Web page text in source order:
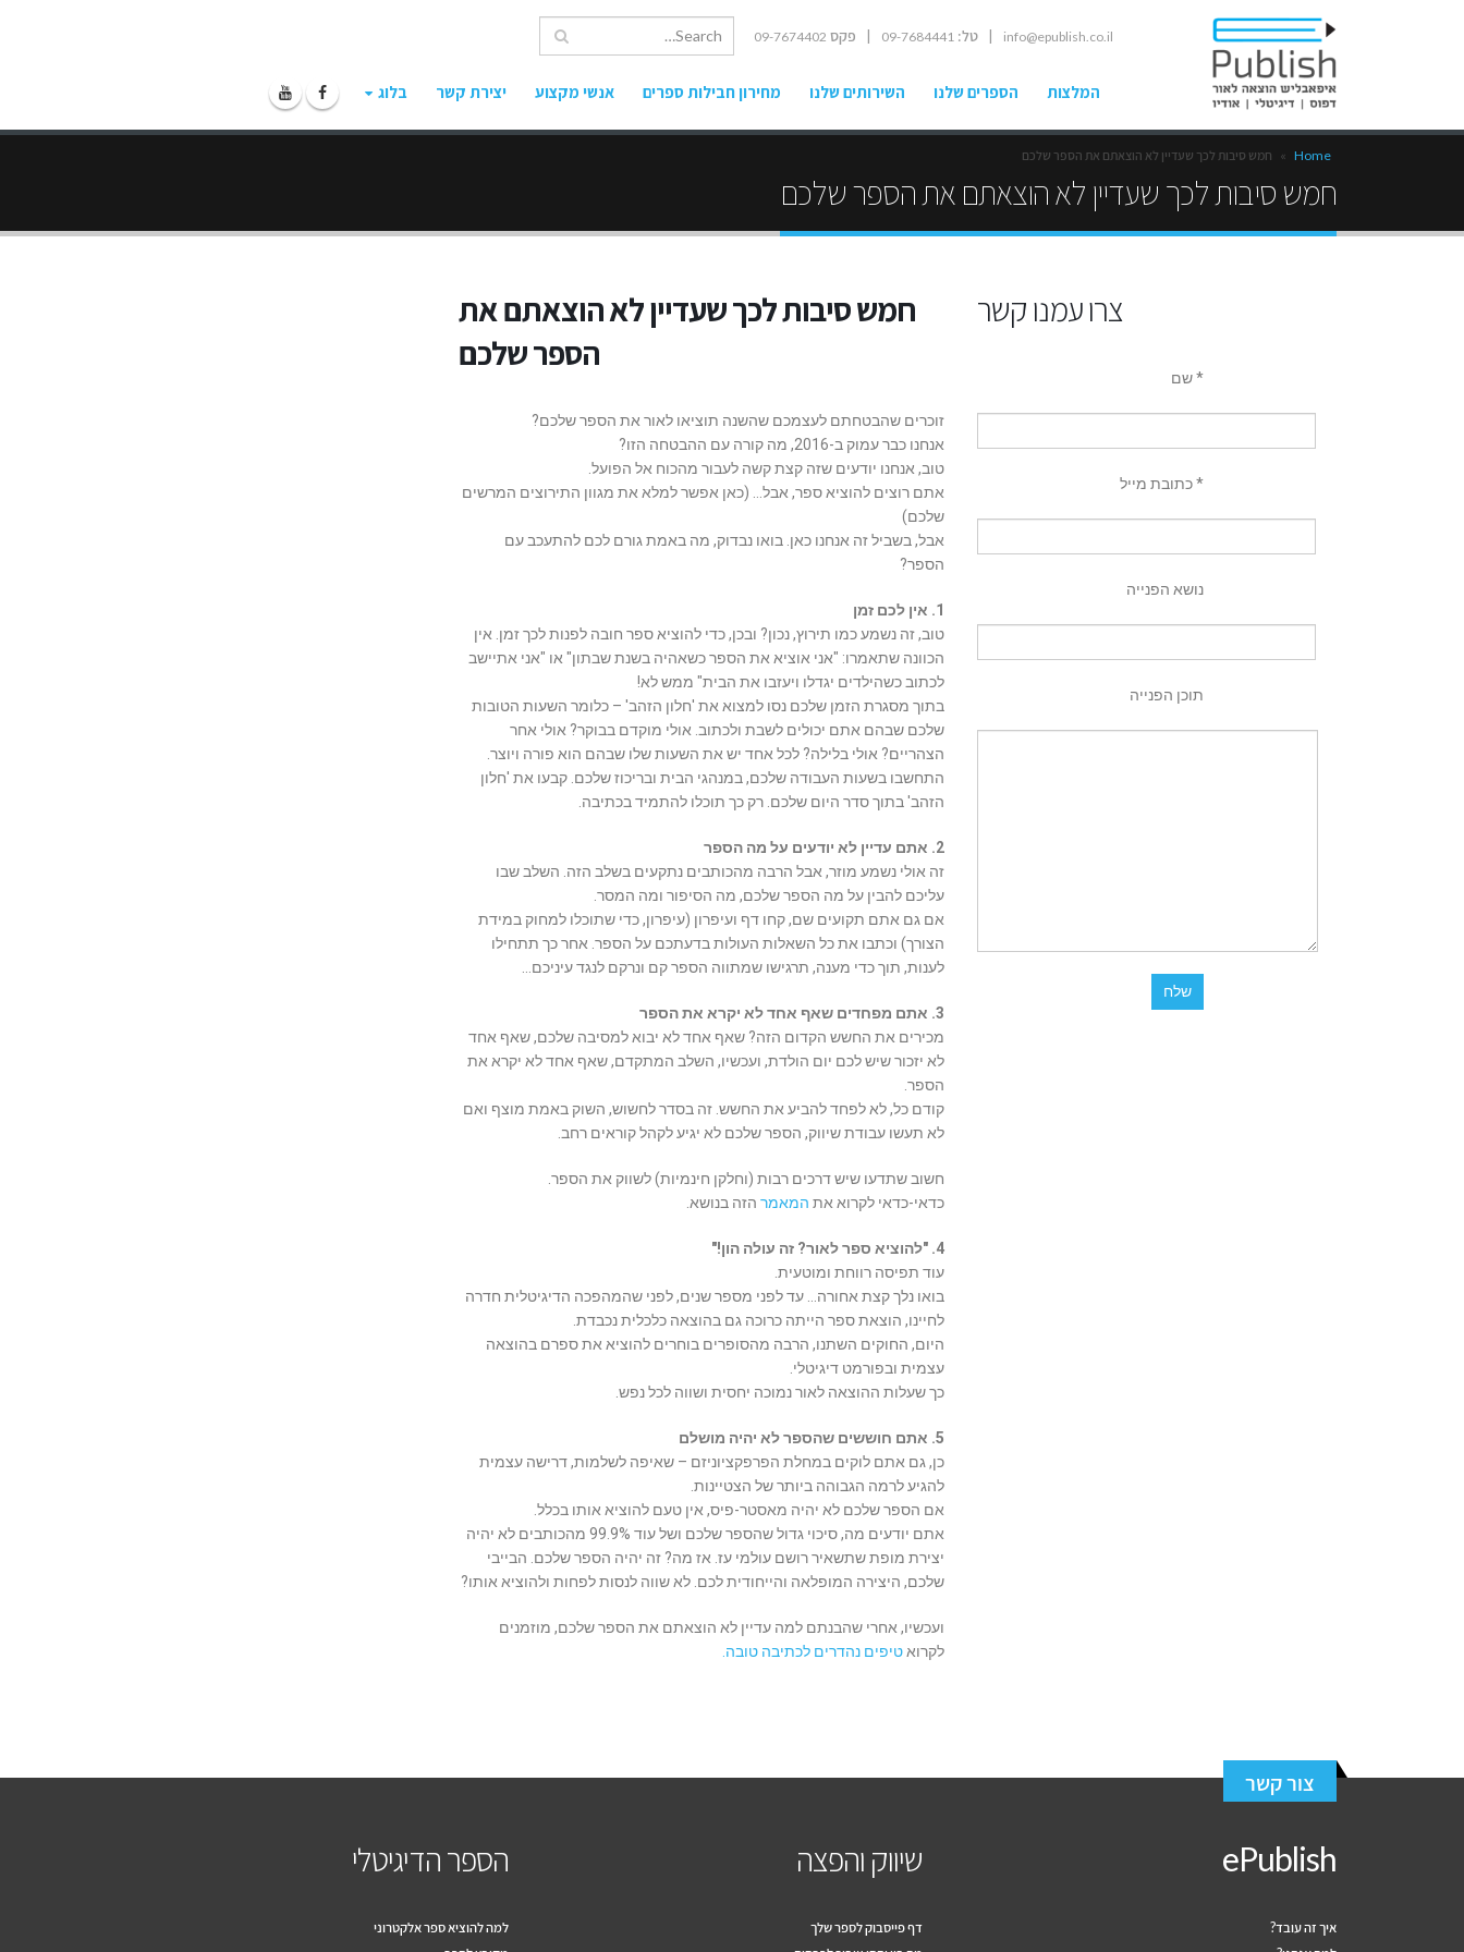
info@epublish.co.il | טל: 09-7684441 | פקס 09-7674402
המלצות הספרים שלנו השירותים שלנו מחירון חבילות ספרים אנשי מקצוע יצירת קשר בלוג
Home
» חמש סיבות לכך שעדיין לא הוצאתם את הספר שלכם
חמש סיבות לכך שעדיין לא הוצאתם את הספר שלכם
חמש סיבות לכך שעדיין לא הוצאתם את
הספר שלכם
זוכרים שהבטחתם לעצמכם שהשנה תוציאו לאור את הספר שלכם?
אנחנו כבר עמוק ב-2016, מה קורה עם ההבטחה הזו?
טוב, אנחנו יודעים שזה קצת קשה לעבור מהכוח אל הפועל.
אתם רוצים להוציא ספר, אבל… (כאן אפשר למלא את מגוון התירוצים המרשים
שלכם)
אבל, בשביל זה אנחנו כאן. בואו נבדוק, מה באמת גורם לכם להתעכב עם
הספר?
1. אין לכם זמן
טוב, זה נשמע כמו תירוץ, נכון? ובכן, כדי להוציא ספר חובה לפנות לכך זמן. אין
הכוונה שתאמרו: "אני אוציא את הספר כשאהיה בשנת שבתון" או "אני אתיישב
לכתוב כשהילדים יגדלו ויעזבו את הבית" ממש לא!
בתוך מסגרת הזמן שלכם נסו למצוא את 'חלון הזהב' – כלומר השעות הטובות
שלכם שבהם אתם יכולים לשבת ולכתוב. אולי מוקדם בבוקר? אולי אחר
הצהריים? אולי בלילה? לכל אחד יש את השעות שלו שבהם הוא פורה ויוצר.
התחשבו בשעות העבודה שלכם, במנהגי הבית ובריכוז שלכם. קבעו את 'חלון
הזהב' בתוך סדר היום שלכם. רק כך תוכלו להתמיד בכתיבה.
2. אתם עדיין לא יודעים על מה הספר
זה אולי נשמע מוזר, אבל הרבה מהכותבים נתקעים בשלב הזה. השלב שבו
עליכם להבין על מה הספר שלכם, מה הסיפור ומה המסר.
אם גם אתם תקועים שם, קחו דף ועיפרון (עיפרון, כדי שתוכלו למחוק במידת
הצורך) וכתבו את כל השאלות העולות בדעתכם על הספר. אחר כך תתחילו
לענות, תוך כדי מענה, תרגישו שמתווה הספר קם ונרקם לנגד עיניכם…
3. אתם מפחדים שאף אחד לא יקרא את הספר
מכירים את החשש הקדום הזה? שאף אחד לא יבוא למסיבה שלכם, שאף אחד
לא יזכור שיש לכם יום הולדת, ועכשיו, השלב המתקדם, שאף אחד לא יקרא את
הספר.
קודם כל, לא לפחד להביע את החשש. זה בסדר לחשוש, השוק באמת מוצף ואם
לא תעשו עבודת שיווק, הספר שלכם לא יגיע לקהל קוראים רחב.
חשוב שתדעו שיש דרכים רבות (וחלקן חינמיות) לשווק את הספר.
כדאי-כדאי לקרוא את המאמר הזה בנושא.
4. "להוציא ספר לאור? זה עולה הון!"
עוד תפיסה רווחת ומוטעית.
בואו נלך קצת אחורה… עד לפני מספר שנים, לפני שהמהפכה הדיגיטלית חדרה
לחיינו, הוצאת ספר הייתה כרוכה גם בהוצאה כלכלית נכבדת.
היום, החוקים השתנו, הרבה מהסופרים בוחרים להוציא את ספרם בהוצאה
עצמית ובפורמט דיגיטלי.
כך שעלות ההוצאה לאור נמוכה יחסית ושווה לכל נפש.
5. אתם חוששים שהספר לא יהיה מושלם
כן, גם אתם לוקים במחלת הפרפקציוניזם – שאיפה לשלמות, דרישה עצמית
להגיע לרמה הגבוהה ביותר של הצטיינות.
אם הספר שלכם לא יהיה מאסטר-פיס, אין טעם להוציא אותו בכלל.
אתם יודעים מה, סיכוי גדול שהספר שלכם ושל עוד 99.9% מהכותבים לא יהיה
יצירת מופת שתשאיר רושם עולמי עז. אז מה? זה יהיה הספר שלכם. הבייבי
שלכם, היצירה המופלאה והייחודית לכם. לא שווה לנסות לפחות ולהוציא אותו?
ועכשיו, אחרי שהבנתם למה עדיין לא הוצאתם את הספר שלכם, מוזמנים
לקרואטיפים נהדרים לכתיבה טובה.
צרו עמנו קשר
שם *
כתובת מייל *
נושא הפנייה
תוכן הפנייה
צור קשר
ePublish
איך זה עובד?
שיווק והפצה
דף פייסבוק לספר שלך
הספר הדיגיטלי
למה להוציא ספר אלקטרוני